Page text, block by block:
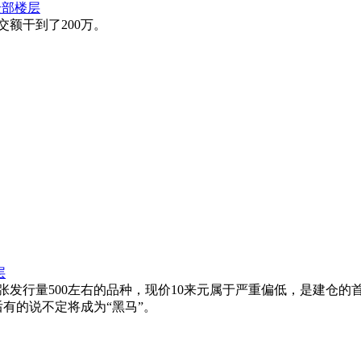
楼层
干到了200万。
行量500左右的品种，现价10来元属于严重偏低，是建仓的
的说不定将成为“黑马”。